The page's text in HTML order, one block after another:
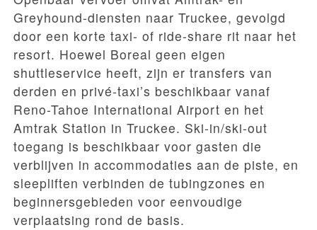
Greyhound-diensten naar Truckee, gevolgd
door een korte taxi- of ride-share rit naar het
resort. Hoewel Boreal geen eigen
shuttleservice heeft, zijn er transfers van
derden en privé-taxi’s beschikbaar vanaf
Reno-Tahoe International Airport en het
Amtrak Station in Truckee. Ski-in/ski-out
toegang is beschikbaar voor gasten die
verblijven in accommodaties aan de piste, en
sleepliften verbinden de tubingzones en
beginnersgebieden voor eenvoudige
verplaatsing rond de basis.